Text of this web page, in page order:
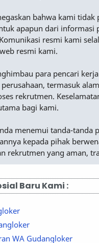
bahwa kami
apapun dari informasi
resmi kami
resmi kami.
para pencari
termasuk
rekrutmen.
bagi kami.
menemui tanda-tanda
kepada pihak
rekrutmen yang aman,
Baru Kami :
WA Gudangloker